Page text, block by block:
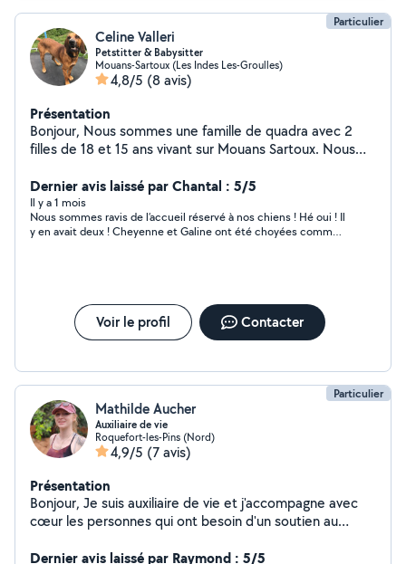
Particulier
Celine Valleri
Petstitter & Babysitter
Mouans-Sartoux (Les Indes Les-Groulles)
4,8/5 (8 avis)
Présentation
Bonjour, Nous sommes une famille de quadra avec 2
filles de 18 et 15 ans vivant sur Mouans Sartoux. Nous
maison avec jardin clôturé et pouvons proposer nos
services de pet sitter à domicile. Ma grand fille de 18
ans, peut également garder vos enfants le soir ou
weekend, elle a le BAFA petit enfance et travaille dans
Dernier avis laissé par Chantal : 5/5
Il y a 1 mois
Nous sommes ravis de l’accueil réservé à nos chiens ! Hé oui ! Il
y en avait deux ! Cheyenne et Galine ont été choyées comme
Voir le profil Contacter
Particulier
Mathilde Aucher
Auxiliaire de vie
Roquefort-les-Pins (Nord)
4,9/5 (7 avis)
Présentation
Bonjour, Je suis auxiliaire de vie et j'accompagne avec
cœur les personnes qui ont besoin d'un soutien au
Familles) reconnue par l'État, je propose une aide
Dernier avis laissé par Raymond : 5/5